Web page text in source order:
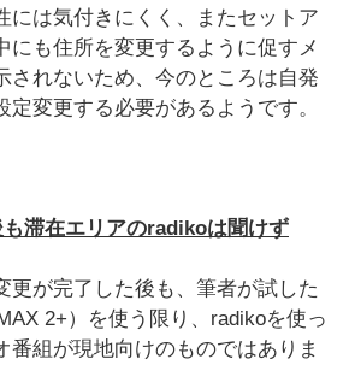
には気付きにくく、またセットア
にも住所を変更するように促すメ
されないため、今のところは自発
定変更する必要があるようです。
滞在エリアのradikoは聞けず
更が完了した後も、筆者が試した
2+）を使う限り、radikoを使っ
番組が現地向けのものではありま